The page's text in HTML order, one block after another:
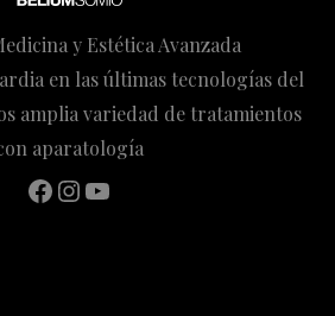
y Estética Avanzada
en las últimas tecnologías del
amplia variedad de tratamientos
aparatología
Facebook
Instagram
YouTube